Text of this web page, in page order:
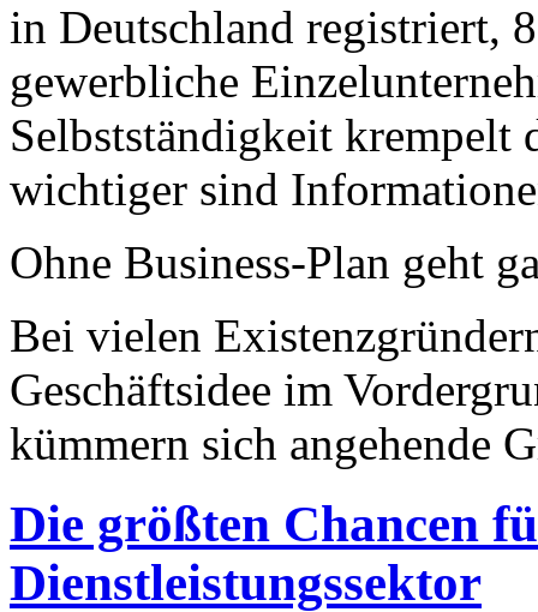
in Deutschland registriert,
gewerbliche
Selbstständigkeit krempelt
wichtiger sind
Ohne Business-Plan geht
Bei vielen
Geschäftsidee im
kümmern sich angehende
Die größten Chancen
Dienstleistungssektor